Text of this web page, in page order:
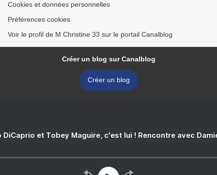
Cookies et données personnelles
Préférences cookies
Voir le profil de M Christine 33 sur le portail Canalblog
Créer un blog sur Canalblog
Créer un blog
DiCaprio et Tobey Maguire, c'est lui ! Rencontre avec